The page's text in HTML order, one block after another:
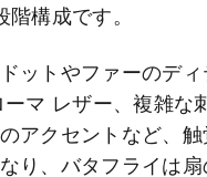
構成です。
ットやファーのデ
マ レザー、複雑な
アクセントなど、
り、バタフライは